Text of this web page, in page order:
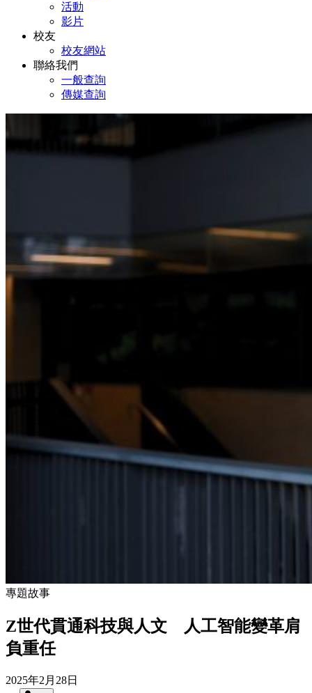
活動
影片
校友
校友網站
聯絡我們
一般查詢
傳媒查詢
專題故事
Z世代貫通科技與人文 人工智能變革肩
負重任
2025年2月28日